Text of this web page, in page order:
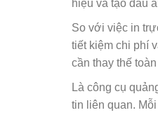
hiệu và tạo dấu
So với việc in
tiết kiệm chi phí
cần thay thế toàn
Là công cụ
tin liên quan.